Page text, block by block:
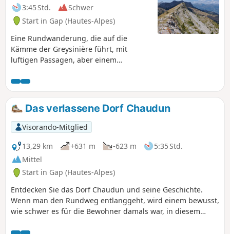
3:45 Std.
Schwer
Start in Gap (Hautes-Alpes)
Eine Rundwanderung, die auf die
Kämme der Greysinière führt, mit
luftigen Passagen, aber einem
Berge von Ceüze, Bure, Dévoluy, Écrins,
Embrunais, Blanche und Monges. Der
Start am Col de Gleize ermöglicht es,
den Höhenunterschied zu begrenzen.
Das verlassene Dorf Chaudun
Visorando-Mitglied
13,29 km
+631 m -623 m
5:35 Std.
Mittel
Start in Gap (Hautes-Alpes)
Entdecken Sie das Dorf Chaudun und seine Geschichte.
Wenn man den Rundweg entlanggeht, wird einem bewusst,
wie schwer es für die Bewohner damals war, in diesem